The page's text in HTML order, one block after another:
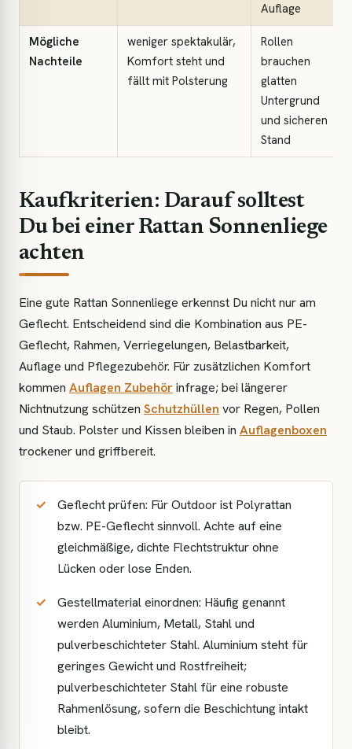
Auflage
Mögliche
Nachteile
weniger spektakulär,
Komfort steht und
fällt mit Polsterung
Rollen
brauchen
glatten
Untergrund
und sicheren
Stand
Kaufkriterien: Darauf solltest
Du bei einer Rattan Sonnenliege
achten
Eine gute Rattan Sonnenliege erkennst Du nicht nur am
Geflecht. Entscheidend sind die Kombination aus PE-
Geflecht, Rahmen, Verriegelungen, Belastbarkeit,
Auflage und Pflegezubehör. Für zusätzlichen Komfort
kommen Auflagen Zubehörinfrage; bei längerer
Nichtnutzung schützen Schutzhüllen vor Regen, Pollen
und Staub. Polster und Kissen bleiben in Auflagenboxen
trockener und griffbereit.
Geflecht prüfen: Für Outdoor ist Polyrattan
bzw. PE-Geflecht sinnvoll. Achte auf eine
gleichmäßige, dichte Flechtstruktur ohne
Lücken oder lose Enden.
Gestellmaterial einordnen: Häufig genannt
werden Aluminium, Metall, Stahl und
pulverbeschichteter Stahl. Aluminium steht für
geringes Gewicht und Rostfreiheit;
pulverbeschichteter Stahl für eine robuste
Rahmenlösung, sofern die Beschichtung intakt
bleibt.